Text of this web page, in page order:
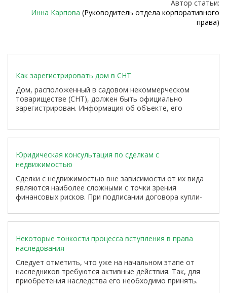
Автор статьи:
Инна Карпова (Руководитель отдела корпоративного
права)
Как зарегистрировать дом в СНТ
Дом, расположенный в садовом некоммерческом
товариществе (СНТ), должен быть официально
зарегистрирован. Информация об объекте, его
который ведет Росреестр.
Юридическая консультация по сделкам с
недвижимостью
Сделки с недвижимостью вне зависимости от их вида
являются наиболее сложными с точки зрения
финансовых рисков. При подписании договора купли-
оказываются материальные интересы покупателя.
Некоторые тонкости процесса вступления в права
наследования
Следует отметить, что уже на начальном этапе от
наследников требуются активные действия. Так, для
приобретения наследства его необходимо принять.